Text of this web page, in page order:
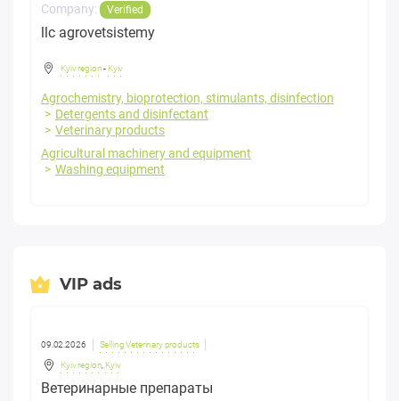
Company: Verified
llc agrovetsistemy
Kyiv region- Kyiv
Agrochemistry, bioprotection, stimulants, disinfection
Detergents and disinfectant
Veterinary products
Agricultural machinery and equipment
Washing equipment
VIP ads
09.02.2026 Selling Veterinary products
Kyiv region Kyiv
Ветеринарные препараты